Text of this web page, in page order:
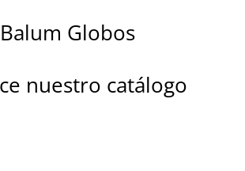
Balum Globos
nuestro catálogo